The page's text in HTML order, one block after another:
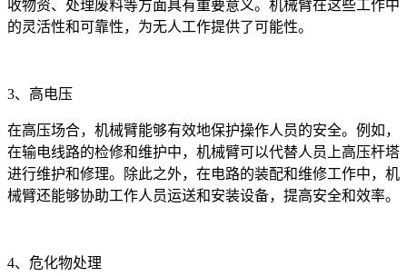
收物资、处理废料等方面具有重要意义。机械臂在这些工作中
的灵活性和可靠性，为无人工作提供了可能性。
3、高电压
在高压场合，机械臂能够有效地保护操作人员的安全。例如，
在输电线路的检修和维护中，机械臂可以代替人员上高压杆塔
进行维护和修理。除此之外，在电路的装配和维修工作中，机
械臂还能够协助工作人员运送和安装设备，提高安全和效率。
4、危化物处理